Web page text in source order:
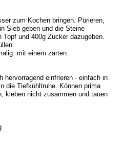
zum Kochen bringen. Pürieren,
Sieb geben und die Steine
und 400g Zucker dazugeben.
mit einem zarten
hervorragend einfrieren - einfach in
die Tiefkühltruhe. Können prima
kleben nicht zusammen und tauen